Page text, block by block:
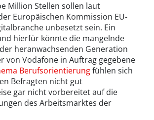
Million Stellen sollen laut
Europäischen Kommission EU-
unbesetzt sein. Ein
hierfür könnte die mangelnde
heranwachsenden Generation
von Vodafone in Auftrag gegebene
Berufsorientierungfühlen sich
Befragten nicht gut
gar nicht vorbereitet auf die
des Arbeitsmarktes der